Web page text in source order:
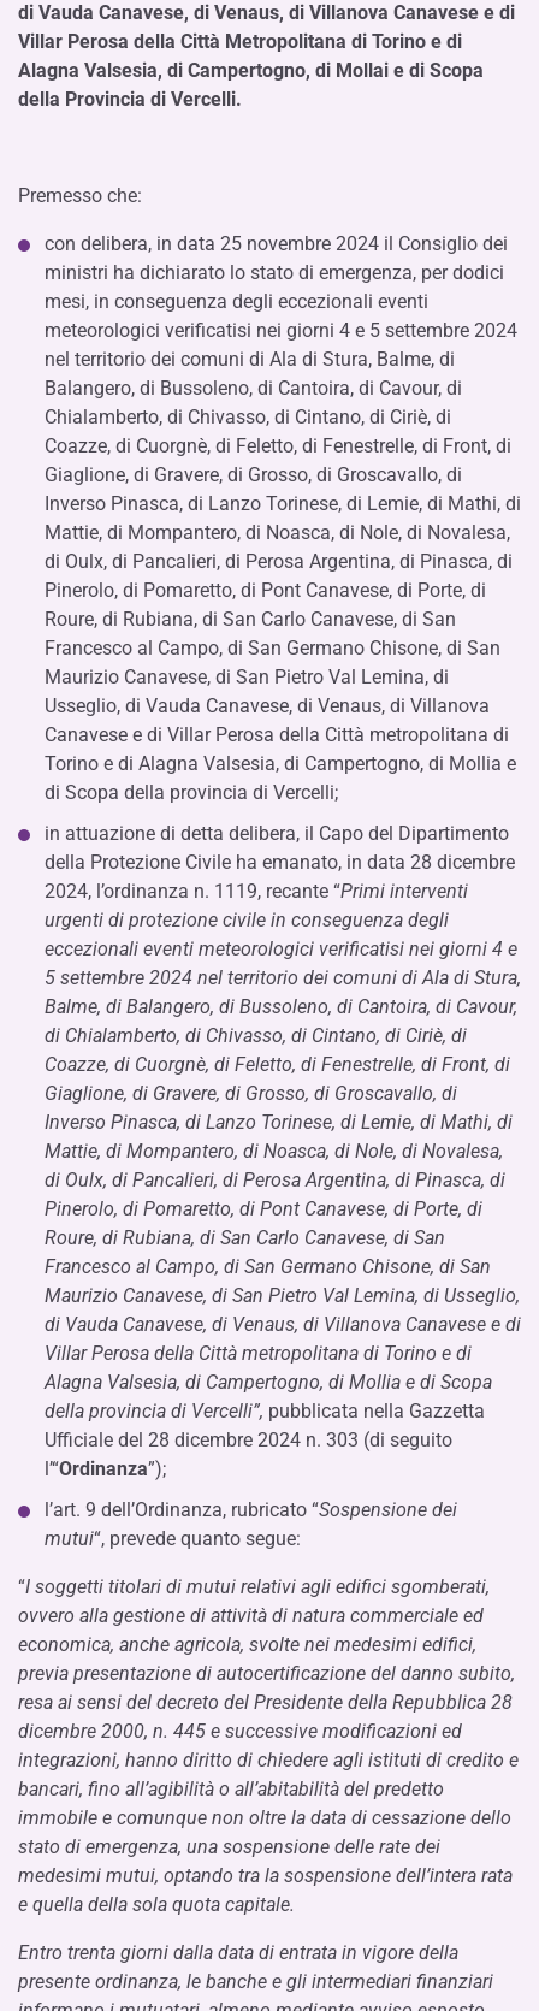
di Vauda Canavese, di Venaus, di Villanova Canavese e di
Villar Perosa della Città Metropolitana di Torino e di
Alagna Valsesia, di Campertogno, di Mollai e di Scopa
della Provincia di Vercelli.
Premesso che:
con delibera, in data 25 novembre 2024 il Consiglio dei
ministri ha dichiarato lo stato di emergenza, per dodici
mesi, in conseguenza degli eccezionali eventi
meteorologici verificatisi nei giorni 4 e 5 settembre 2024
nel territorio dei comuni di Ala di Stura, Balme, di
Balangero, di Bussoleno, di Cantoira, di Cavour, di
Chialamberto, di Chivasso, di Cintano, di Ciriè, di
Coazze, di Cuorgnè, di Feletto, di Fenestrelle, di Front, di
Giaglione, di Gravere, di Grosso, di Groscavallo, di
Inverso Pinasca, di Lanzo Torinese, di Lemie, di Mathi, di
Mattie, di Mompantero, di Noasca, di Nole, di Novalesa,
di Oulx, di Pancalieri, di Perosa Argentina, di Pinasca, di
Pinerolo, di Pomaretto, di Pont Canavese, di Porte, di
Roure, di Rubiana, di San Carlo Canavese, di San
Francesco al Campo, di San Germano Chisone, di San
Maurizio Canavese, di San Pietro Val Lemina, di
Usseglio, di Vauda Canavese, di Venaus, di Villanova
Canavese e di Villar Perosa della Città metropolitana di
Torino e di Alagna Valsesia, di Campertogno, di Mollia e
di Scopa della provincia di Vercelli;
in attuazione di detta delibera, il Capo del Dipartimento
della Protezione Civile ha emanato, in data 28 dicembre
2024, l’ordinanza n. 1119, recante “Primi interventi
urgenti di protezione civile in conseguenza degli
eccezionali eventi meteorologici verificatisi nei giorni 4 e
5 settembre 2024 nel territorio dei comuni di Ala di Stura,
Balme, di Balangero, di Bussoleno, di Cantoira, di Cavour,
di Chialamberto, di Chivasso, di Cintano, di Ciriè, di
Coazze, di Cuorgnè, di Feletto, di Fenestrelle, di Front, di
Giaglione, di Gravere, di Grosso, di Groscavallo, di
Inverso Pinasca, di Lanzo Torinese, di Lemie, di Mathi, di
Mattie, di Mompantero, di Noasca, di Nole, di Novalesa,
di Oulx, di Pancalieri, di Perosa Argentina, di Pinasca, di
Pinerolo, di Pomaretto, di Pont Canavese, di Porte, di
Roure, di Rubiana, di San Carlo Canavese, di San
Francesco al Campo, di San Germano Chisone, di San
Maurizio Canavese, di San Pietro Val Lemina, di Usseglio,
di Vauda Canavese, di Venaus, di Villanova Canavese e di
Villar Perosa della Città metropolitana di Torino e di
Alagna Valsesia, di Campertogno, di Mollia e di Scopa
della provincia di Vercelli”, pubblicata nella Gazzetta
Ufficiale del 28 dicembre 2024 n. 303 (di seguito
l’“Ordinanza”);
l’art. 9 dell’Ordinanza, rubricato “Sospensione dei
mutui“, prevede quanto segue:
“I soggetti titolari di mutui relativi agli edifici sgomberati,
ovvero alla gestione di attività di natura commerciale ed
economica, anche agricola, svolte nei medesimi edifici,
previa presentazione di autocertificazione del danno subito,
resa ai sensi del decreto del Presidente della Repubblica 28
dicembre 2000, n. 445 e successive modificazioni ed
integrazioni, hanno diritto di chiedere agli istituti di credito e
bancari, fino all’agibilità o all’abitabilità del predetto
immobile e comunque non oltre la data di cessazione dello
stato di emergenza, una sospensione delle rate dei
medesimi mutui, optando tra la sospensione dell’intera rata
e quella della sola quota capitale.
Entro trenta giorni dalla data di entrata in vigore della
presente ordinanza, le banche e gli intermediari finanziari